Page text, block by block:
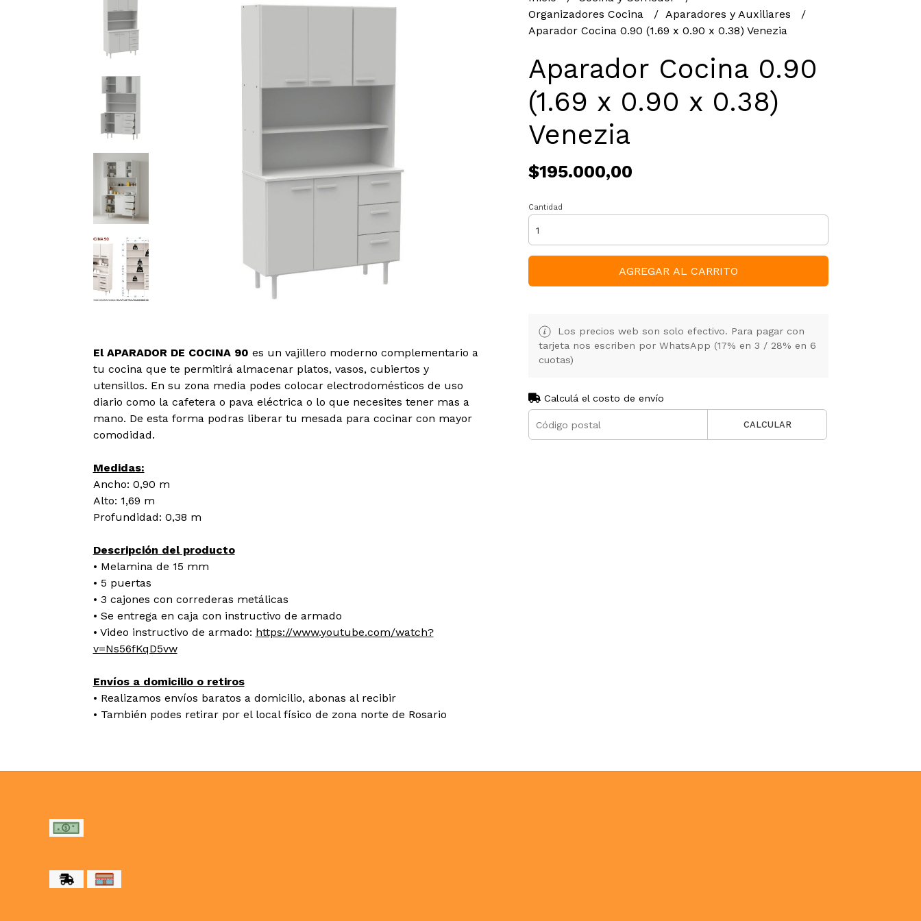
El APARADOR DE COCINA 90 es un vajillero moderno complementario a
tu cocina que te permitirá almacenar platos, vasos, cubiertos y
utensillos. En su zona media podes colocar electrodomésticos de uso
diario como la cafetera o pava eléctrica o lo que necesites tener mas a
mano. De esta forma podras liberar tu mesada para cocinar con mayor
comodidad.
Medidas:
Ancho: 0,90 m
Alto: 1,69 m
Profundidad: 0,38 m
Descripción del producto
• Melamina de 15 mm
• 5 puertas
• 3 cajones con correderas metálicas
• Se entrega en caja con instructivo de armado
• Video instructivo de armado: https://www.youtube.com/watch?
v=Ns56fKqD5vw
Envíos a domicilio o retiros
• Realizamos envíos baratos a domicilio, abonas al recibir
• También podes retirar por el local físico de zona norte de Rosario
Organizadores Cocina
Aparadores y Auxiliares
Aparador Cocina 0.90 (1.69 x 0.90 x 0.38) Venezia
Aparador Cocina 0.90
(1.69 x 0.90 x 0.38)
Venezia
$195.000,00
Cantidad
AGREGAR AL CARRITO
Los precios web son solo efectivo. Para pagar con
tarjeta nos escriben por WhatsApp (17% en 3 / 28% en 6
cuotas)
Calculá el costo de envío
CALCULAR